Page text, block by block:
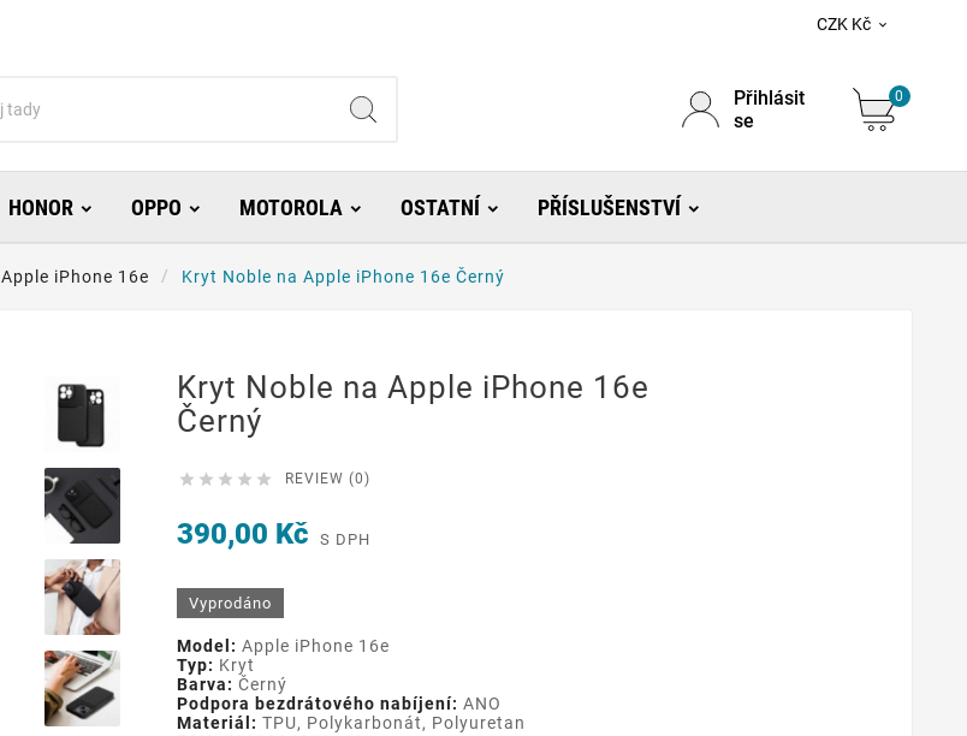
CZK Kč 
Přihlásit
se
0
HONOR OPPO MOTOROLA OSTATNÍ PŘÍSLUŠENSTVÍ
Apple iPhone 16e Kryt Noble na Apple iPhone 16e Černý
Kryt Noble na Apple iPhone 16e
Černý
     REVIEW (0)
390,00 Kč S DPH
Vyprodáno
Model: Apple iPhone 16e
Typ: Kryt
Barva: Černý
Podpora bezdrátového nabíjení: ANO
Materiál: TPU, Polykarbonát, Polyuretan